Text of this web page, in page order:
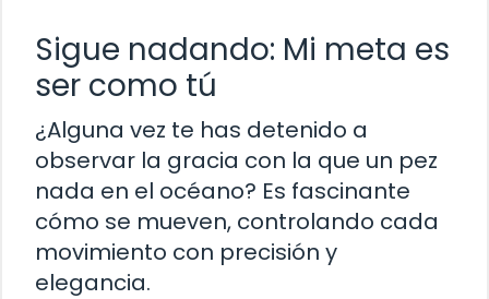
Sigue nadando: Mi meta es
ser como tú
¿Alguna vez te has detenido a
observar la gracia con la que un pez
nada en el océano? Es fascinante
cómo se mueven, controlando cada
movimiento con precisión y
elegancia.